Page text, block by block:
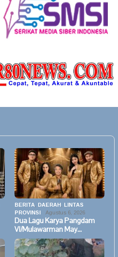
BERITA DAERAH LINTAS
PROVINSI
Agustus 6, 2026
Dua Lagu Karya Pangdam
VI/Mulawarman May…